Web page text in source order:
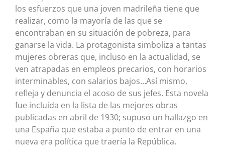
los esfuerzos que una joven madrileña tiene que
realizar, como la mayoría de las que se
encontraban en su situación de pobreza, para
ganarse la vida. La protagonista simboliza a tantas
mujeres obreras que, incluso en la actualidad, se
ven atrapadas en empleos precarios, con horarios
interminables, con salarios bajos…Así mismo,
refleja y denuncia el acoso de sus jefes. Esta novela
fue incluida en la lista de las mejores obras
publicadas en abril de 1930; supuso un hallazgo en
una España que estaba a punto de entrar en una
nueva era política que traería la República.